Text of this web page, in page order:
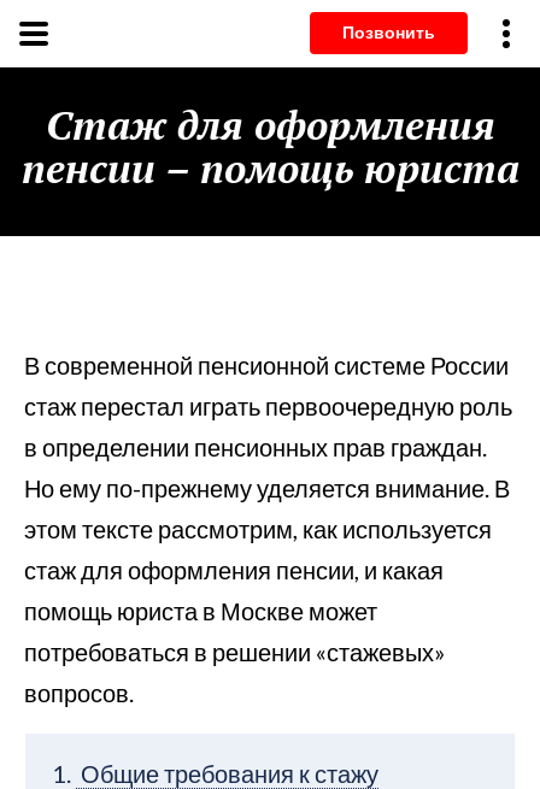
Стаж для оформления
пенсии – помощь юриста
В современной пенсионной системе России
стаж перестал играть первоочередную роль
в определении пенсионных прав граждан.
Но ему по-прежнему уделяется внимание. В
этом тексте рассмотрим, как используется
стаж для оформления пенсии, и какая
помощь юриста в Москве может
потребоваться в решении «стажевых»
вопросов.
Общие требования к стажу